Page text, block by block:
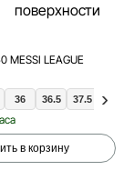
MESSI LEAGUE
36 36.5 37.5
в корзину